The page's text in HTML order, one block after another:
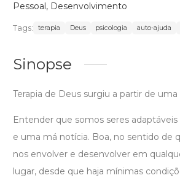
Pessoal, Desenvolvimento
Tags: terapia Deus psicologia auto-ajuda
Sinopse
Terapia de Deus surgiu a partir de uma
Entender que somos seres
e uma má notícia. Boa, no sentido de
nos envolver e desenvolver em
lugar, desde que haja mínimas